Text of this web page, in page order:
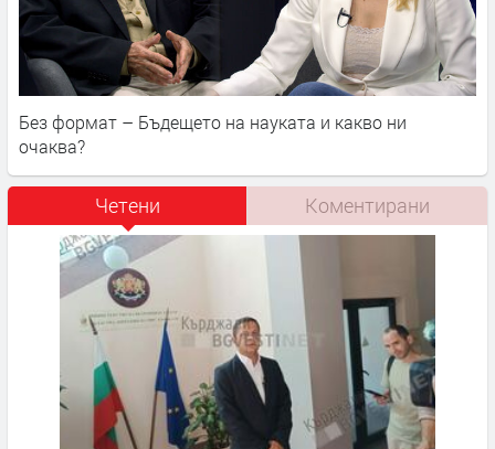
Без формат – Бъдещето на науката и какво ни
очаква?
Четени Коментирани